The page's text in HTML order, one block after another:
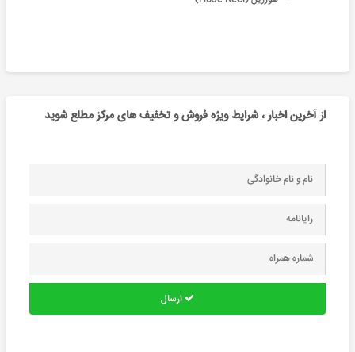
از آخرین اخبار ، شرایط ویژه فروش و تخفیف های مرکز مطلع شوید
ارسال